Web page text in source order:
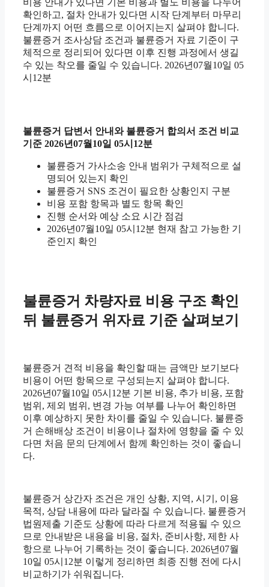
확인하고, 절차 안내가 있다면 시작 단계부터 마무리
단계까지 어떤 흐름으로 이어지는지 살펴야 합니다.
불륜증거 조사상담 조건과 불륜증거 자료 기준이 구
체적으로 정리되어 있다면 이후 진행 과정에서 생길
수 있는 착오를 줄일 수 있습니다. 2026년07월10일 05
시12분
불륜증거 답변서 안내와 불륜증거 합의서 조건 비교
기준 2026년07월10일 05시12분
불륜증거 가사소송 안내 범위가 구체적으로 설
명되어 있는지 확인
불륜증거 SNS 조건이 필요한 상황인지 구분
비용 포함 항목과 별도 항목 확인
진행 순서와 예상 소요 시간 점검
2026년07월10일 05시12분 현재 참고 가능한 기
준인지 확인
불륜증거 차량자료 비용 구조 확인
뒤 불륜증거 위자료 기준 살펴보기
불륜증거 견적 비용을 확인할 때는 금액만 보기보다
비용이 어떤 항목으로 구성되는지 살펴야 합니다.
2026년07월10일 05시12분 기본 비용, 추가 비용, 포함
범위, 제외 범위, 변경 가능 여부를 나누어 확인하면
이후 예상하지 못한 차이를 줄일 수 있습니다. 불륜증
거 손해배상 조건이 비용이나 절차에 영향을 줄 수 있
다면 처음 문의 단계에서 함께 확인하는 것이 좋습니
다.
불륜증거 상간자 조건은 개인 상황, 지역, 시기, 이용
목적, 상담 내용에 따라 달라질 수 있습니다. 불륜증거
법원제출 기준도 상황에 따라 다르게 적용될 수 있으
므로 안내받은 내용을 비용, 절차, 준비사항, 제한 사
항으로 나누어 기록하는 것이 좋습니다. 2026년07월
10일 05시12분 이렇게 정리하면 최종 진행 전에 다시
비교하기가 쉬워집니다.